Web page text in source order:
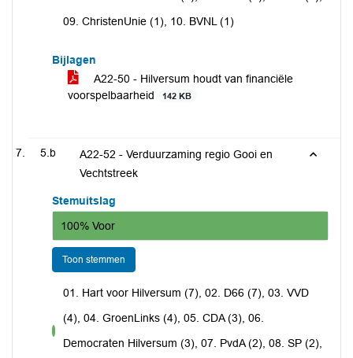
09. ChristenUnie (1), 10. BVNL (1)
Bijlagen
A22-50 - Hilversum houdt van financiële
voorspelbaarheid
142 KB
5.b
A22-52 - Verduurzaming regio Gooi en
Vechtstreek
Stemuitslag
100% Voor
Toon stemmen
voor
01. Hart voor Hilversum (7), 02. D66 (7), 03. VVD
(4), 04. GroenLinks (4), 05. CDA (3), 06.
Democraten Hilversum (3), 07. PvdA (2), 08. SP (2),